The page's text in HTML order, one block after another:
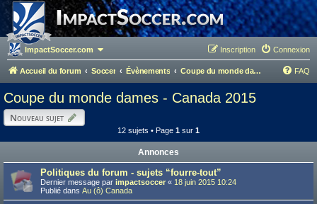
ImpactSoccer.com Connexion
Inscription
Accueil du forum Soccer Évènements Coupe du monde dames - Canada 2015 FAQ
Coupe du monde dames - Canada 2015
Nouveau sujet
12 sujets • Page 1 sur 1
Annonces
Politiques du forum - sujets “fourre-tout”
Dernier message par impactsoccer « 18 juin 2015 10:24
Publié dans Au (ô) Canada